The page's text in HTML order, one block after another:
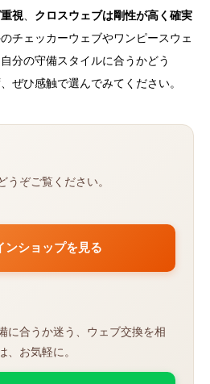
視
クロスウェブは剛性が高く確実
チェッカーウェブやワンピースウェ
分の守備スタイルに合うかどう
ぜひ感触で選んでみてください。
うぞご覧ください。
ンショップを見る
に合うか迷う、ウェブ交換を相
お気軽に。